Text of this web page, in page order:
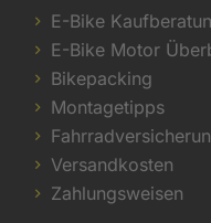
E-Bike
E-Bike Motor
Bikepacking
Montagetipps
Versandkosten
Zahlungsweisen